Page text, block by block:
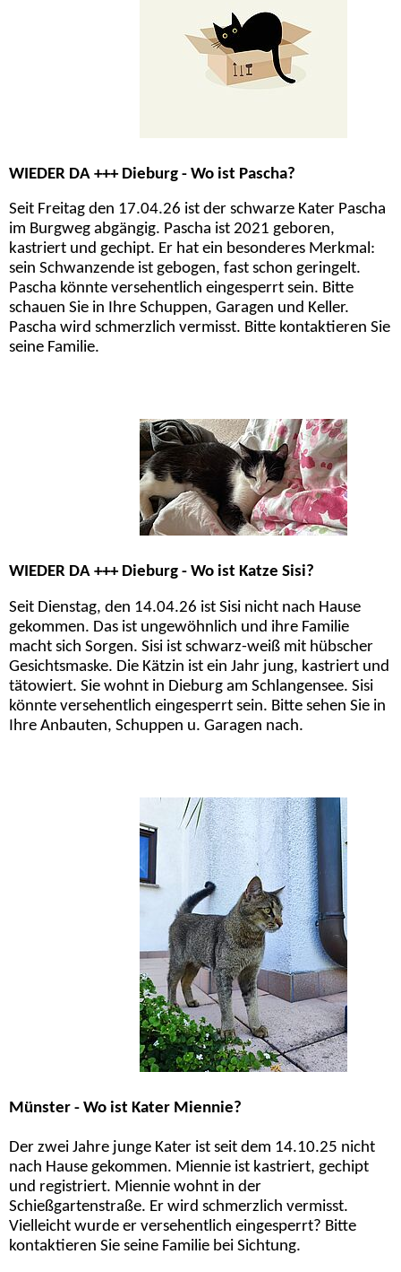
WIEDER DA +++ Dieburg - Wo ist Pascha?
Seit Freitag den 17.04.26 ist der schwarze Kater Pascha
im Burgweg abgängig. Pascha ist 2021 geboren,
kastriert und gechipt. Er hat ein besonderes Merkmal:
sein Schwanzende ist gebogen, fast schon geringelt.
Pascha könnte versehentlich eingesperrt sein. Bitte
schauen Sie in Ihre Schuppen, Garagen und Keller.
Pascha wird schmerzlich vermisst. Bitte kontaktieren Sie
seine Familie.
WIEDER DA +++ Dieburg - Wo ist Katze Sisi?
Seit Dienstag, den 14.04.26 ist Sisi nicht nach Hause
gekommen. Das ist ungewöhnlich und ihre Familie
macht sich Sorgen. Sisi ist schwarz-weiß mit hübscher
Gesichtsmaske. Die Kätzin ist ein Jahr jung, kastriert und
tätowiert. Sie wohnt in Dieburg am Schlangensee. Sisi
könnte versehentlich eingesperrt sein. Bitte sehen Sie in
Ihre Anbauten, Schuppen u. Garagen nach.
Münster - Wo ist Kater Miennie?
Der zwei Jahre junge Kater ist seit dem 14.10.25 nicht
nach Hause gekommen. Miennie ist kastriert, gechipt
und registriert. Miennie wohnt in der
Schießgartenstraße. Er wird schmerzlich vermisst.
Vielleicht wurde er versehentlich eingesperrt? Bitte
kontaktieren Sie seine Familie bei Sichtung.